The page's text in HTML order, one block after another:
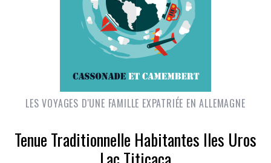
LES VOYAGES D'UNE FAMILLE EXPATRIÉE EN ALLEMAGNE
Tenue Traditionnelle Habitantes Iles Uros